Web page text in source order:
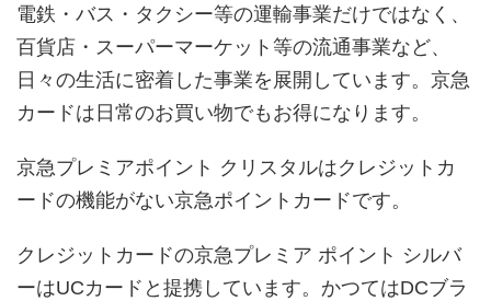
電鉄・バス・タクシー等の運輸事業だけではなく、
百貨店・スーパーマーケット等の流通事業など、
日々の生活に密着した事業を展開しています。京急
カードは日常のお買い物でもお得になります。
京急プレミアポイント クリスタルはクレジットカ
ードの機能がない京急ポイントカードです。
クレジットカードの京急プレミア ポイント シルバ
ーはUCカードと提携しています。かつてはDCブラ